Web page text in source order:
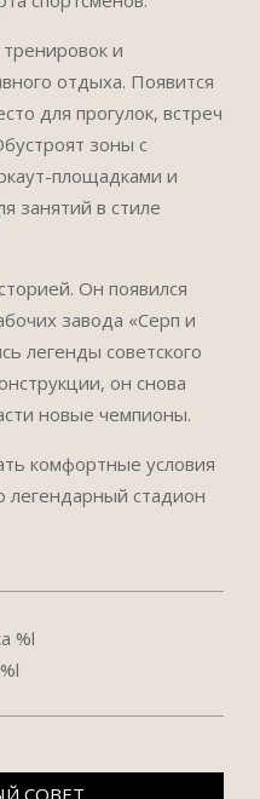
и
отдыха. Появится
для прогулок, встреч
зоны с
площадками и
занятий в стиле
Он появился
завода «Серп и
легенды советского
он снова
новые чемпионы.
комфортные условия
легендарный стадион
%l
СОВЕТ